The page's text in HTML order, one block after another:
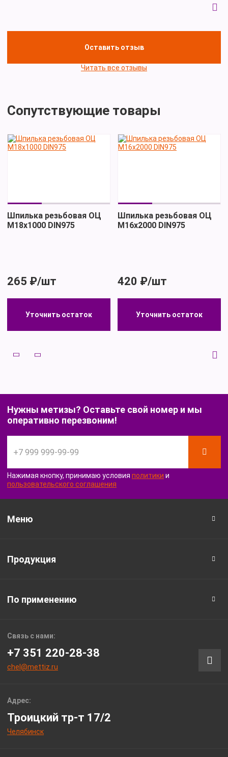
Оставить отзыв
Читать все отзывы
Сопутствующие товары
Шпилька резьбовая ОЦ
М18х1000 DIN975
265 ₽/шт
Уточнить остаток
Шпилька резьбовая ОЦ
М16х2000 DIN975
420 ₽/шт
Уточнить остаток
Нужны метизы? Оставьте свой номер и мы
оперативно перезвоним!
Нажимая кнопку, принимаю условия политики и
пользовательского соглашения
Связь с нами:
+7 351 220-28-38
chel@mettiz.ru
Адрес:
Троицкий тр-т 17/2
Челябинск
Меню
Продукция
По применению